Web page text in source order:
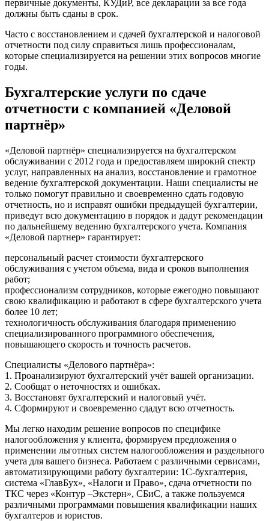
первичные документы, КУДиР, все декларации за все года
должны быть сданы в срок.
Часто с восстановлением и сдачей бухгалтерской и налоговой
отчетности под силу справиться лишь профессионалам,
которые специализируется на решении этих вопросов многие
годы.
Бухгалтерские услуги по сдаче
отчетности с компанией «Деловой
партнёр»
«Деловой партнёр» специализируется на бухгалтерском
обслуживании с 2012 года и предоставляем широкий спектр
услуг, направленных на анализ, восстановление и грамотное
ведение бухгалтерской документации. Наши специалисты не
только помогут правильно и своевременно сдать годовую
отчетность, но и исправят ошибки предыдущей бухгалтерии,
приведут всю документацию в порядок и дадут рекомендации
по дальнейшему ведению бухгалтерского учета. Компания
«Деловой партнер» гарантирует:
персональный расчет стоимости бухгалтерского
обслуживания с учетом объема, вида и сроков выполнения
работ;
профессионализм сотрудников, которые ежегодно повышают
свою квалификацию и работают в сфере бухгалтерского учета
более 10 лет;
технологичность обслуживания благодаря применению
специализированного программного обеспечения,
повышающего скорость и точность расчетов.
Специалисты «Делового партнёра»:
1. Проанализируют бухгалтерский учёт вашей организации.
2. Сообщат о неточностях и ошибках.
3. Восстановят бухгалтерский и налоговый учёт.
4. Сформируют и своевременно сдадут всю отчетность.
Мы легко находим решение вопросов по специфике
налогообложения у клиента, формируем предложения о
применении льготных систем налогообложения и раздельного
учета для вашего бизнеса. Работаем с различными сервисами,
автоматизирующими работу бухгалтерии: 1С-бухгалтерия,
система «ГлавБух», «Налоги и Право», сдача отчетности по
ТКС через «Контур –Экстерн», СБиС, а также пользуемся
различными программами повышения квалификации наших
бухгалтеров и юристов.